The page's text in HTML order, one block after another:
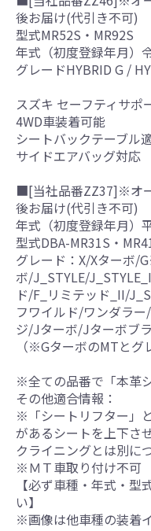
後お届け(代引き不可)
型式MR52S・MR92S
年式（初度登録年月）
グレードHYBRID G /
スズキ セーフティサポ
4WD車装着可能
シートバックテーブル
サイドエアバッグ対応
■[当社品番ZZ37]※オ
後お届け(代引き不可)
年式（初度登録年月）
型式DBA-MR31S・
グレード：X/Xターボ/
ボ/J_STYLE/
ド/F_リミテッド_II/
フワイルド/ワンダラ
ジ/Jターボ/Jターボブ
（※GターボのMTとグ
※全ての品番で「本革
その他適合情報：
※「シートリフター」
があるシートを上下さ
クライニングとは別に
※ＭＴ車取り付け不可
【必ず車種・年式・
い】
※画像は他車種の装着